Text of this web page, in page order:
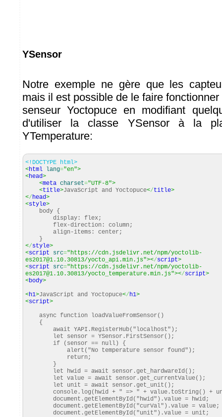
YSensor
Notre exemple ne gère que les
mais il est possible de le faire
senseur Yoctopuce en modifiant
d'utiliser la classe YSensor à la
YTemperature:
<!DOCTYPE html>
<html lang="en">
<head>
<meta charset="UTF-8">
<title>JavaScript and Yoctopuce</title>
</head>
<style>
body {
display: flex;
flex-direction: column;
align-items: center;
}
</style>
<script src="https://cdn.jsdelivr.net/npm/yoctolib-
es2017@1.10.30813/yocto_api.min.js"></script>
<script src="https://cdn.jsdelivr.net/npm/yoctolib-
es2017@1.10.30813/yocto_temperature.min.js"></script>
<body>
<h1>JavaScript and Yoctopuce</h1>
<script>
async function loadValueFromSensor()
{
await YAPI.RegisterHub("localhost");
let sensor = YSensor.FirstSensor();
if (sensor == null) {
alert("No temperature sensor found");
return;
}
let hwid = await sensor.get_hardwareId();
let value = await sensor.get_currentValue();
let unit = await sensor.get_unit();
console.log(hwid + " => " + value.toString() +
document.getElementById("hwid").value = hwid;
document.getElementById("curVal").value = value;
document.getElementById("unit").value = unit;